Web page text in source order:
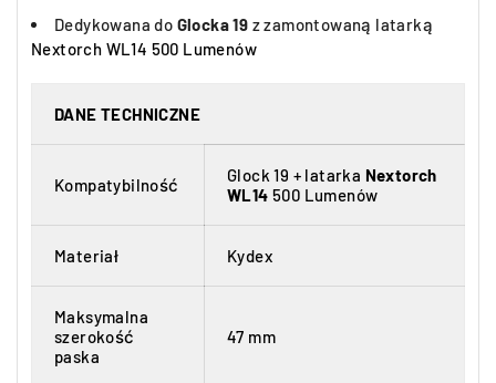
Dedykowana do Glocka 19 z zamontowaną latarką
Nextorch WL14 500 Lumenów
DANE TECHNICZNE
Kompatybilność Glock 19 + latarka Nextorch
WL14 500 Lumenów
Materiał Kydex
Maksymalna
szerokość
paska
47 mm